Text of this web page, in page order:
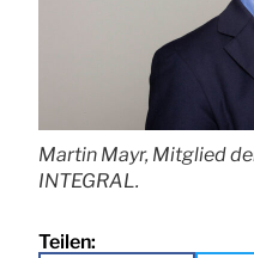
Martin Mayr, Mitglied
INTEGRAL.
Teilen: